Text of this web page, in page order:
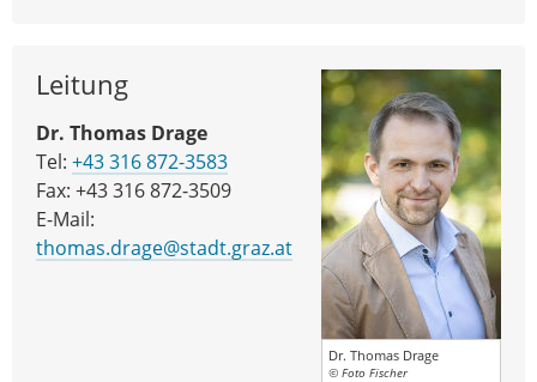
Dr. Thomas Drage
© Foto Fischer
Leitung
Dr. Thomas Drage
Tel: +43 316 872-3583
Fax: +43 316 872-3509
E-Mail:
thomas.drage@stadt.graz.at